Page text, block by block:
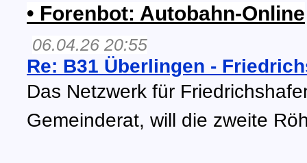
• Forenbot: Autobahn-Online
06.04.26 20:55
Re: B31 Überlingen -
Das Netzwerk für
Gemeinderat, will die zweite